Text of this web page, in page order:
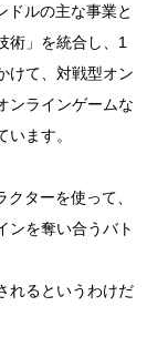
ドルの主な事業と
術」を統合し、1
けて、対戦型オン
ンラインゲームな
ます。
ターを使って、
ンを奪い合うバト
れるというわけだ